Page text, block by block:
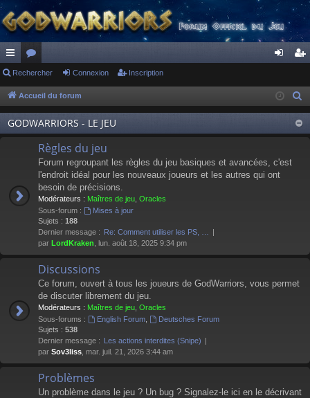
ac
co
ur
ci
or
u
m
s
ne
xi
on
cri
pti
on
Rechercher Connexion Inscription
Accueil du forum
GODWARRIORS - LE JEU
Règles du jeu
Forum regroupant les règles du jeu basiques et avancées, c'est
l'endroit idéal pour les nouveaux joueurs et les autres qui ont
besoin de précisions.
Modérateurs : Maîtres de jeu Oracles
Sous-forum :
Mises à jour
Sujets : 188
Dernier message : Re: Comment utiliser les PS, …
par LordKraken , lun. août 18, 2025 9:34 pm
Discussions
Ce forum, ouvert à tous les joueurs de GodWarriors, vous permet
de discuter librement du jeu.
Modérateurs : Maîtres de jeu Oracles
Sous-forums :
English Forum,
Deutsches Forum
Sujets : 538
Dernier message : Les actions interdites (Snipe)
par Sov3liss , mar. juil. 21, 2026 3:44 am
Problèmes
Un problème dans le jeu ? Un bug ? Signalez-le ici en le décrivant